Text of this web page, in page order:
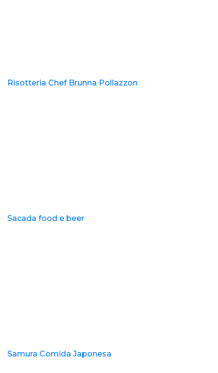
Risotteria Chef Brunna Pollazzon
Sacada food e beer
Samura Comida Japonesa